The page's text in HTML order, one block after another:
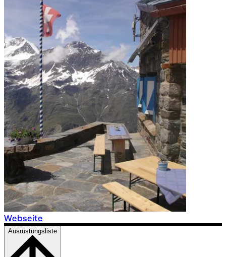
Webseite
Ausrüstungsliste